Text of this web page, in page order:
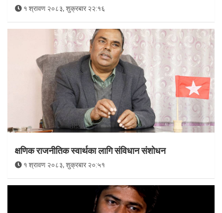
१ श्रावण २०८३, शुक्रबार २२:१६
क्षणिक राजनीतिक स्वार्थका लागि संविधान संशोधन
१ श्रावण २०८३, शुक्रबार २०:५१